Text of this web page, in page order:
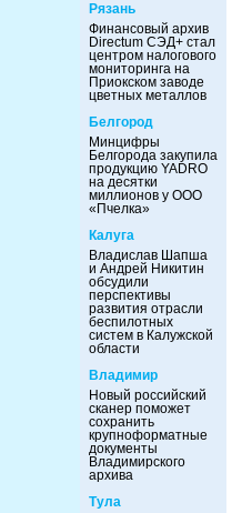
Рязань
Финансовый архив
Directum СЭД+ стал
центром налогового
мониторинга на
Приокском заводе
цветных металлов
Белгород
Минцифры
Белгорода закупила
продукцию YADRO
на десятки
миллионов у ООО
«Пчелка»
Калуга
Владислав Шапша
и Андрей Никитин
обсудили
перспективы
развития отрасли
беспилотных
систем в Калужской
области
Владимир
Новый российский
сканер поможет
сохранить
крупноформатные
документы
Владимирского
архива
Тула